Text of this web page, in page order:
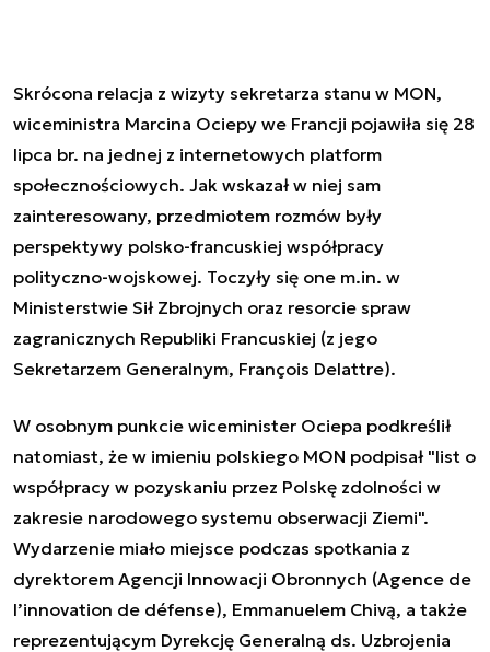
Skrócona relacja z wizyty sekretarza stanu w MON,
wiceministra Marcina Ociepy we Francji pojawiła się 28
lipca br. na jednej z internetowych platform
społecznościowych. Jak wskazał w niej sam
zainteresowany, przedmiotem rozmów były
perspektywy polsko-francuskiej współpracy
polityczno-wojskowej. Toczyły się one m.in. w
Ministerstwie Sił Zbrojnych oraz resorcie spraw
zagranicznych Republiki Francuskiej (z jego
Sekretarzem Generalnym, François Delattre).
W osobnym punkcie wiceminister Ociepa podkreślił
natomiast, że w imieniu polskiego MON podpisał "list o
współpracy w pozyskaniu przez Polskę zdolności w
zakresie narodowego systemu obserwacji Ziemi".
Wydarzenie miało miejsce podczas spotkania z
dyrektorem Agencji Innowacji Obronnych (Agence de
l’innovation de défense), Emmanuelem Chivą, a także
reprezentującym Dyrekcję Generalną ds. Uzbrojenia